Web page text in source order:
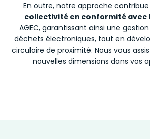
En outre, notre approche
collectivité en conformité avec
AGEC, garantissant ainsi une
déchets électroniques, tout en
circulaire de proximité. Nous vous
nouvelles dimensions dans vos